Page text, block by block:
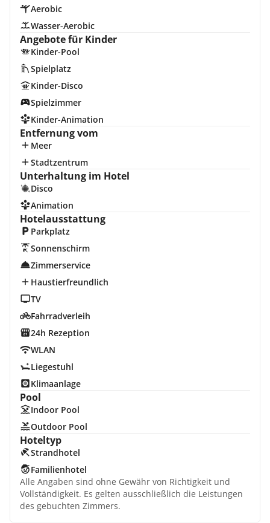
Aerobic
Wasser-Aerobic
Angebote für Kinder
Kinder-Pool
Spielplatz
Kinder-Disco
Spielzimmer
Kinder-Animation
Entfernung vom
Meer
Stadtzentrum
Unterhaltung im Hotel
Disco
Animation
Hotelausstattung
Parkplatz
Sonnenschirm
Zimmerservice
Haustierfreundlich
TV
Fahrradverleih
24h Rezeption
WLAN
Liegestuhl
Klimaanlage
Pool
Indoor Pool
Outdoor Pool
Hoteltyp
Strandhotel
Familienhotel
Alle Angaben sind ohne Gewähr von Richtigkeit und
Vollständigkeit. Es gelten ausschließlich die Leistungen
des gebuchten Zimmers.